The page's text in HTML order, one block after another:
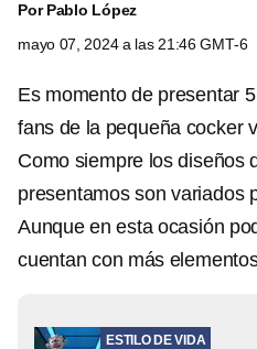
PorPablo López
mayo 07, 2024 a las 21:46 GMT-6
Es momento de presentar
fans de la pequeña cocker
Como siempre los diseños
presentamos son variados
Aunque en esta ocasión
cuentan con más
ESTILO DE VIDA